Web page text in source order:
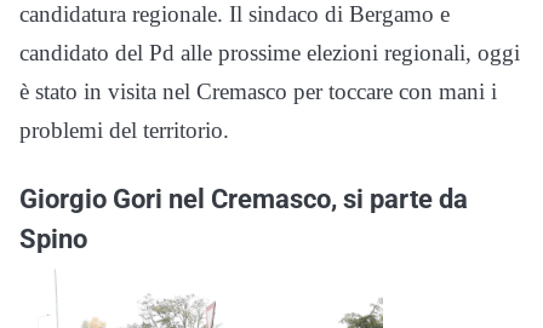
candidatura regionale. Il sindaco di Bergamo e
candidato del Pd alle prossime elezioni regionali, oggi
è stato in visita nel Cremasco per toccare con mani i
problemi del territorio.
Giorgio Gori nel Cremasco, si parte da
Spino